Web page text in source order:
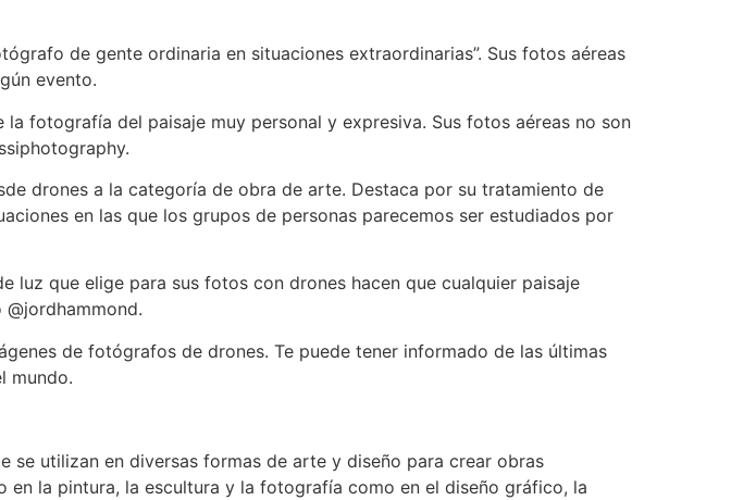
de gente ordinaria en situaciones extraordinarias”. Sus fotos aéreas
evento.
fotografía del paisaje muy personal y expresiva. Sus fotos aéreas no son
drones a la categoría de obra de arte. Destaca por su tratamiento de
en las que los grupos de personas parecemos ser estudiados por
luz que elige para sus fotos con drones hacen que cualquier paisaje
de fotógrafos de drones. Te puede tener informado de las últimas
mundo.
utilizan en diversas formas de arte y diseño para crear obras
la pintura, la escultura y la fotografía como en el diseño gráfico, la